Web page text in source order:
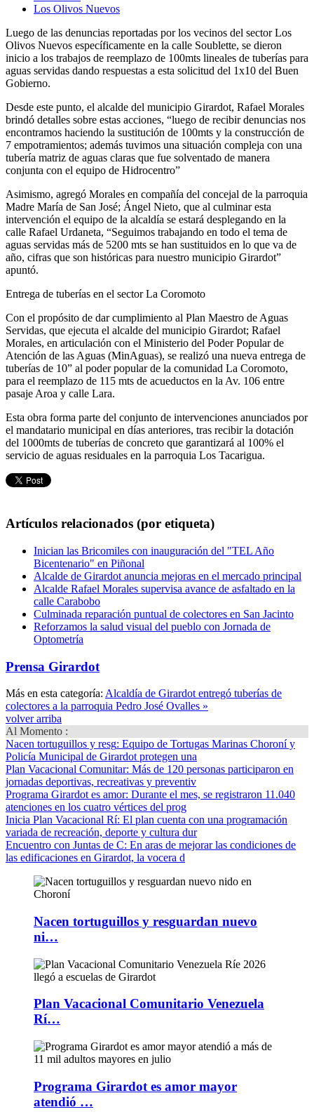
Los Olivos Nuevos
Luego de las denuncias reportadas por los vecinos del sector Los
Olivos Nuevos específicamente en la calle Soublette, se dieron
inicio a los trabajos de reemplazo de 100mts lineales de tuberías para
aguas servidas dando respuestas a esta solicitud del 1x10 del Buen
Gobierno.
Desde este punto, el alcalde del municipio Girardot, Rafael Morales
brindó detalles sobre estas acciones, “luego de recibir denuncias nos
encontramos haciendo la sustitución de 100mts y la construcción de
7 empotramientos; además tuvimos una situación compleja con una
tubería matriz de aguas claras que fue solventado de manera
conjunta con el equipo de Hidrocentro”
Asimismo, agregó Morales en compañía del concejal de la parroquia
Madre María de San José; Ángel Nieto, que al culminar esta
intervención el equipo de la alcaldía se estará desplegando en la
calle Rafael Urdaneta, “Seguimos trabajando en todo el tema de
aguas servidas más de 5200 mts se han sustituidos en lo que va de
año, cifras que son históricas para nuestro municipio Girardot”
apuntó.
Entrega de tuberías en el sector La Coromoto
Con el propósito de dar cumplimiento al Plan Maestro de Aguas
Servidas, que ejecuta el alcalde del municipio Girardot; Rafael
Morales, en articulación con el Ministerio del Poder Popular de
Atención de las Aguas (MinAguas), se realizó una nueva entrega de
tuberías de 10” al poder popular de la comunidad La Coromoto,
para el reemplazo de 115 mts de acueductos en la Av. 106 entre
pasaje Aroa y calle Lara.
Esta obra forma parte del conjunto de intervenciones anunciados por
el mandatario municipal en días anteriores, tras recibir la dotación
del 1000mts de tuberías de concreto que garantizará al 100% el
servicio de aguas residuales en la parroquia Los Tacarigua.
Artículos relacionados (por etiqueta)
Inician las Bricomiles con inauguración del "TEL Año
Bicentenario" en Piñonal
Alcalde de Girardot anuncia mejoras en el mercado principal
Alcalde Rafael Morales supervisa avance de asfaltado en la
calle Carabobo
Culminada reparación puntual de colectores en San Jacinto
Reforzamos la salud visual del pueblo con Jornada de
Optometría
Prensa Girardot
Más en esta categoría: Alcaldía de Girardot entregó tuberías de
colectores a la parroquia Pedro José Ovalles »
volver arriba
Al Momento :
Nacen tortuguillos y resg: Equipo de Tortugas Marinas Choroní y
Policía Municipal de Girardot protegen una
Plan Vacacional Comunitar: Más de 120 personas participaron en
jornadas deportivas, recreativas y preventiv
Programa Girardot es amor: Durante el mes, se registraron 11.040
atenciones en los cuatro vértices del prog
Inicia Plan Vacacional Rí: El plan cuenta con una programación
variada de recreación, deporte y cultura dur
Encuentro con Juntas de C: En aras de mejorar las condiciones de
las edificaciones en Girardot, la vocera d
Nacen tortuguillos y resguardan nuevo
ni…
Plan Vacacional Comunitario Venezuela
Rí…
Programa Girardot es amor mayor
atendió …